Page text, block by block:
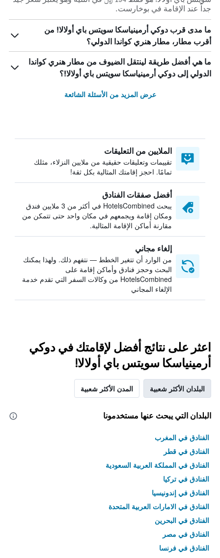
جداً عند الإقامة في بوخارست.
ما مدى قرب دوكي أرمينياسكا سويتس باي أولالا! من
أقرب مطار، مطار هنري كواندا الدولي؟
ما هي أفضل طريقة لينتقل الضيوف من مطار هنري كواندا
الدولي إلى دوكي أرمينياسكا سويتس باي أولالا!؟
عرض المزيد من الأسئلة الشائعة
الملايين من التعليقات
تقييمات وتعليقات حقيقية من ملايين النزلاء، مثلك
تمامًا. احجز إقامتك المثالية بكل ثقة!
أفضل صفقات الفنادق
يبحث HotelsCombined في أكثر من 3 ملايين فندق
ومكان إقامة ويجمعهم في مكان واحد حتى تتمكن من
مقارنة أماكن الإقامة المثالية.
إلغاء مجاني
من الوارد أن تتغير الخطط — نتفهم ذلك. ولهذا يمكنك
البحث وحجز فنادق وأماكن إقامة على
HotelsCombined من وكالات السفر التي تقدم خدمة
الإلغاء المجاني
اعثر على نتائج أفضل لإقامتك في دوكي
أرمينياسكا سويتس باي أولالا!
البلدان الأكثر شعبية المدن الأكثر شعبية
البلدان التي يبحث عنها مستخدمونا
الفنادق في المغرب
الفنادق في قطر
الفنادق في المملكة العربية السعودية
الفنادق في تركيا
الفنادق في إندونيسيا
الفنادق في الامارات العربية المتحدة
الفنادق في البحرين
الفنادق في مصر
الفنادق في فرنسا